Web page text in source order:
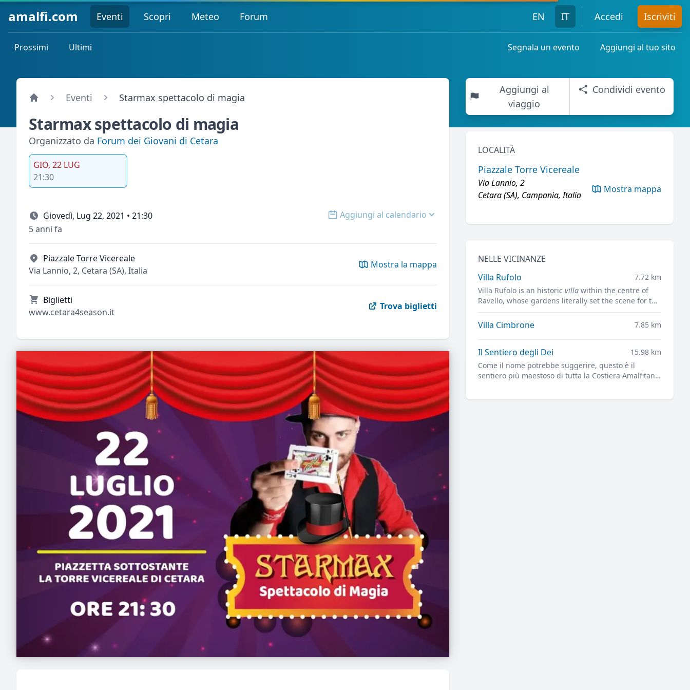
amalfi.com Eventi Scopri Meteo Forum EN IT Accedi Iscriviti
Prossimi Ultimi Segnala un evento Aggiungi al tuo sito
Eventi Starmax spettacolo di magia
Starmax spettacolo di magia
Organizzato da Forum dei Giovani di Cetara
GIO, 22 LUG
21:30
Giovedì, Lug 22, 2021 • 21:30 Open options
Aggiungi al calendario
5 anni fa
Piazzale Torre Vicereale
Via Lannio, 2, Cetara (SA), Italia
Mostra la mappa
Biglietti
www.cetara4season.it
Trova biglietti
Aggiungi al
viaggio
Condividi evento
LOCALITÀ
Piazzale Torre Vicereale
Via Lannio, 2
Cetara (SA), Campania, Italia
Mostra mappa
NELLE VICINANZE
Villa Rufolo
7.72 km
Villa Rufolo is an historic villawithin the centre of
Ravello, whose gardens literally set the scene for the
famous open-air Ravello Festival concerts
overlooking the Mediterranean.
Villa Cimbrone 7.85 km
Il Sentiero degli Dei
15.98 km
Come il nome potrebbe suggerire, questo è il
sentiero più maestoso di tutta la Costiera Amalfitana,